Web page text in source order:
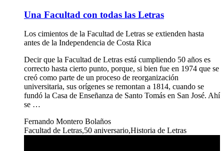
Una Facultad con todas las Letras
Los cimientos de la Facultad de Letras se extienden hasta
antes de la Independencia de Costa Rica
Decir que la Facultad de Letras está cumpliendo 50 años es
correcto hasta cierto punto, porque, si bien fue en 1974 que se
creó como parte de un proceso de reorganización
universitaria, sus orígenes se remontan a 1814, cuando se
fundó la Casa de Enseñanza de Santo Tomás en San José. Ahí
se …
Fernando Montero Bolaños
Facultad de Letras,50 aniversario,Historia de Letras